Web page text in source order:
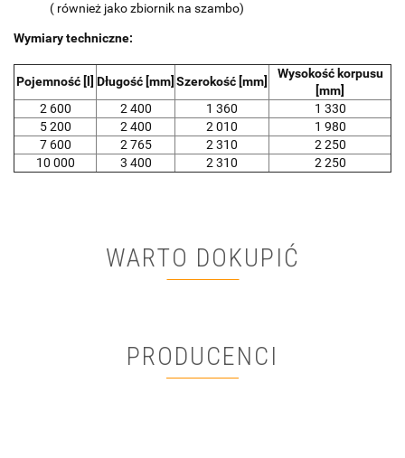
( również jako zbiornik na szambo)
Wymiary techniczne:
Pojemność [l] Długość [mm] Szerokość [mm]
Wysokość korpusu
[mm]
2 600
2 400 1 360
1 330
5 200
2 400 2 010
1 980
7 600
2 765 2 310
2 250
10 000
3 400 2 310 2 250
WARTO DOKUPIĆ
PRODUCENCI